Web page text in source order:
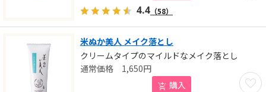
4.4 （58）
米ぬか美人 メイク落とし
クリームタイプのマイルドなメイク落とし
お気
1,650円
購入